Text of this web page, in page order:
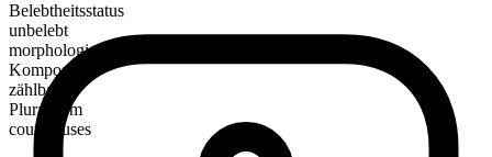
Belebtheitsstatus
unbelebt
morphologische Zusammensetzung
Kompositum
zählbar
Pluralform
courthouses